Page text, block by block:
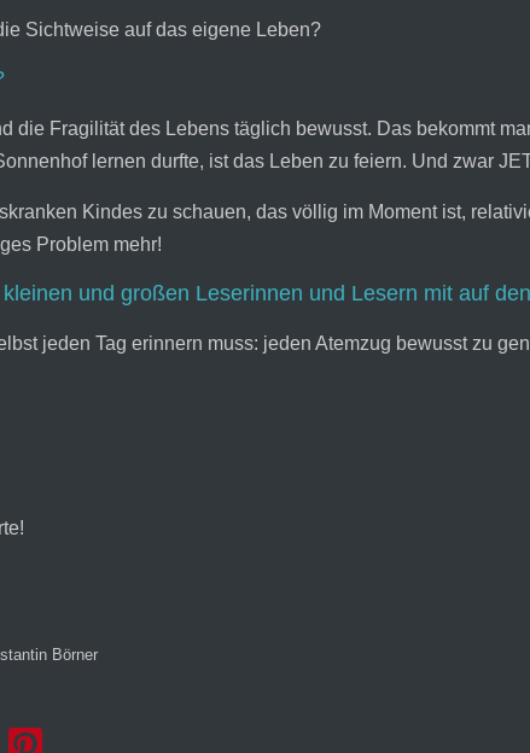
Sichtweise auf das eigene Leben?
die Fragilität des Lebens täglich bewusst. Das bekommt
lernen durfte, ist das Leben zu feiern. Und zwar
Kindes zu schauen, das völlig im Moment ist,
Problem mehr!
und großen Leserinnen und Lesern mit auf
jeden Tag erinnern muss: jeden Atemzug bewusst zu
Börner